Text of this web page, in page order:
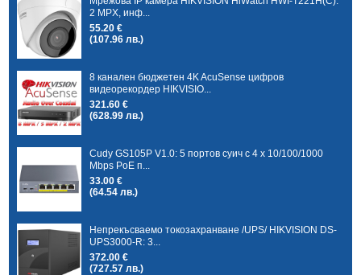
2 MPX, инф...
55.20 €
(107.96 лв.)
8 канален бюджетен 4K AcuSense цифров
видеорекордер HIKVISIO...
321.60 €
(628.99 лв.)
Cudy GS105P V1.0: 5 портов суич с 4 x 10/100/1000
Mbps PoE п...
33.00 €
(64.54 лв.)
Непрекъсваемо токозахранване /UPS/ HIKVISION DS-
UPS3000-R: 3...
372.00 €
(727.57 лв.)